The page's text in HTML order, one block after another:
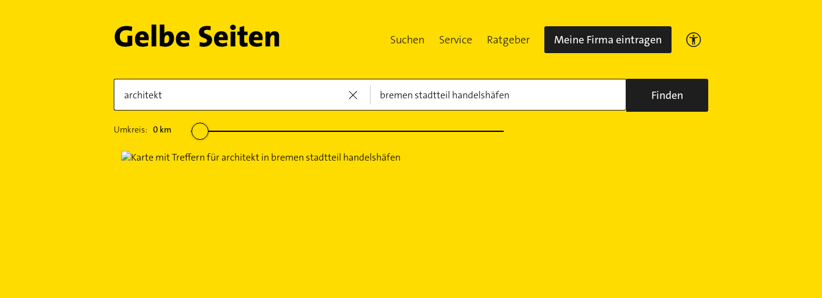
Suchen Service Ratgeber Meine Firma eintragen
Finden
Umkreis: 0km